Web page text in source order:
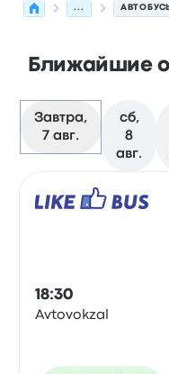
...
Ближайшие
Завтра,
7 авг.
сб,
8
авг.
18:30
Avtovokzal